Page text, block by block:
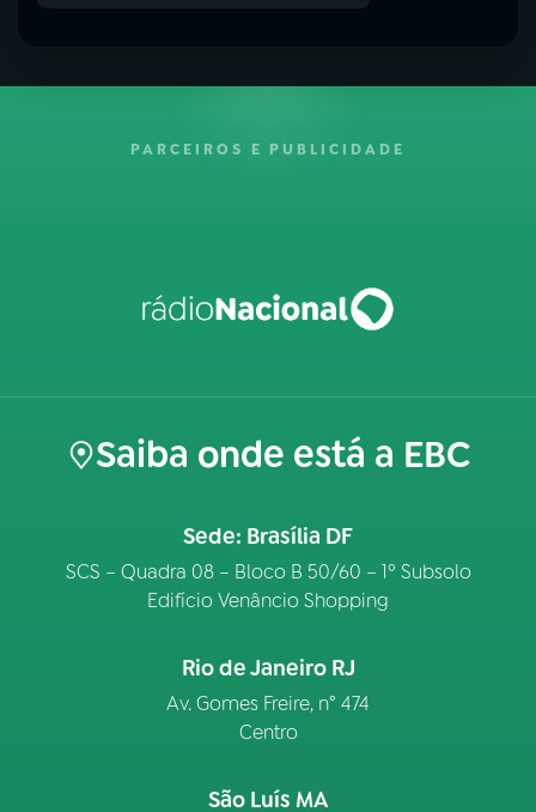
PARCEIROS E PUBLICIDADE
Saiba onde está a EBC
Sede: Brasília DF
SCS – Quadra 08 – Bloco B 50/60 – 1º Subsolo
Edifício Venâncio Shopping
Rio de Janeiro RJ
Av. Gomes Freire, n° 474
Centro
São Luís MA